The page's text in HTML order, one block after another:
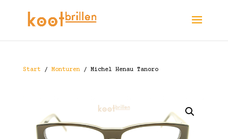
Start/ Monturen/ Michel Henau Tanoro